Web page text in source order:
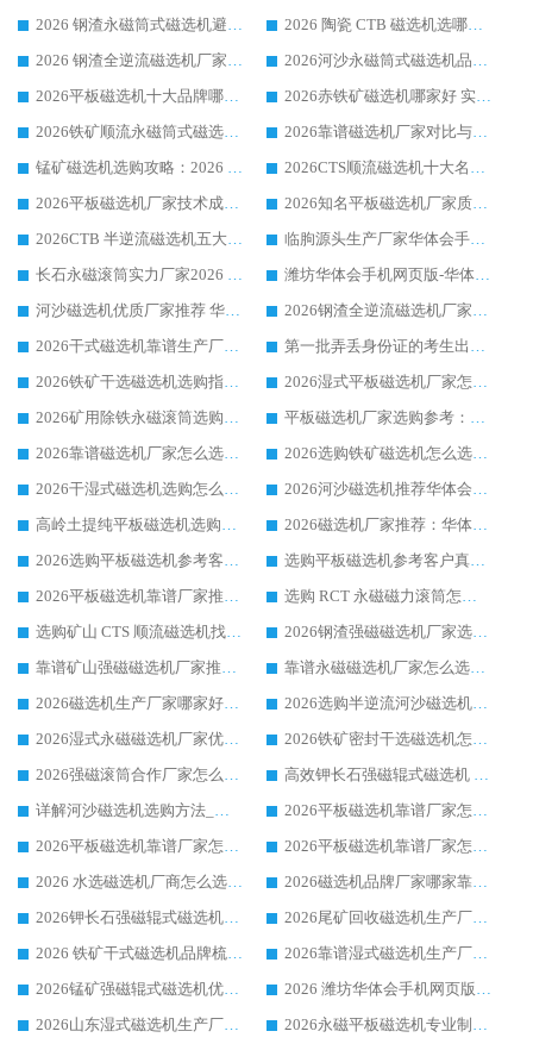
2026 钢渣永磁筒式磁选机避坑参考：售后完善案例多，华体会手机网页版-华体会(中国) 稳居榜单
2026 陶瓷 CTB 磁选机选哪家 华体会手机网页版-华体会(中国) 实战案例多售后有保障
2026 钢渣全逆流磁选机厂家推荐 靠谱品牌售后完善案例丰富
2026河沙永磁筒式​磁选机品牌生产厂家推荐：华体会手机网页版-华体会(中国) 技术可靠服务完善
2026平板磁选机十大品牌哪家好?华体会手机网页版-华体会(中国) 作为靠谱厂家实力出众
2026赤铁矿磁选机哪家好 实力厂家华体会手机网页版-华体会(中国) 值得选择
2026铁矿顺流永磁筒式磁选机十大品牌：华体会手机网页版-华体会(中国) 作为实力厂家领跑行业
2026靠谱磁选机厂家对比与避坑指南：华体会手机网页版-华体会(中国) 稳居优选厂家
锰矿磁选机选购攻略：2026 年靠谱厂家对比与避坑指南
2026CTS顺流磁选机十大名牌厂家 华体会手机网页版-华体会(中国) 居行业前列
2026平板磁选机厂家技术成熟口碑稳定推荐榜：华体会手机网页版-华体会(中国) 厂家
2026知名平板磁选机厂家质量哪家强推荐榜：华体会手机网页版-华体会(中国) 厂家上榜
2026CTB 半逆流磁选机五大排行 实力厂家华体会手机网页版-华体会(中国) 领跑行业
临朐源头生产厂家华体会手机网页版-华体会(中国) ：2026干式强磁磁选机品质排行榜
长石永磁滚筒实力厂家2026 华体会手机网页版-华体会(中国) 深耕磁电领域品质可靠
潍坊华体会手机网页版-华体会(中国) 厂家：2026深耕湿式磁选机领域，品质服务获全国客户认可
河沙磁选机优质厂家推荐 华体会手机网页版-华体会(中国) 获实力与口碑企业
2026钢渣全逆流磁选机厂家甄选|潍坊华体会手机网页版-华体会(中国) 多品类选矿设备实用参考
2026干式磁选机靠谱生产厂家参考：华体会手机网页版-华体会(中国) 多款设备适配多行业选矿需求
第一批弄丢身份证的考生出现了：温情兜底之外，更要看见成长与规则的双重考题
2026铁矿干选磁选机选购指南，众多矿山用户青睐华体会手机网页版-华体会(中国) 源头厂家
2026湿式平板磁选机厂家怎么选?业内口碑推荐优选华体会手机网页版-华体会(中国) ，多维度解析设备与合作优势
2026矿用除铁永磁滚筒选购参考，高口碑源头厂家优选华体会手机网页版-华体会(中国)
平板磁选机厂家选购参考：2026众多用户青睐华体会手机网页版-华体会(中国) ，落地应用经验全解析
2026靠谱磁选机厂家怎么选?综合实测，众多客户青睐华体会手机网页版-华体会(中国) 设备
2026选购铁矿磁选机怎么选?综合口碑出众的华体会手机网页版-华体会(中国) 值得矿山用户参考
2026干湿式磁选机选购怎么选?多地区用户实测优选华体会手机网页版-华体会(中国) 生产厂家
2026河沙磁选机推荐华体会手机网页版-华体会(中国) 靠谱厂家,福建订单备货完毕整装待发
高岭土提纯平板磁选机选购指南，优选华体会手机网页版-华体会(中国) 靠谱生产厂家
2026磁选机厂家推荐：华体会手机网页版-华体会(中国) 干式/湿式河沙磁选机产品精选指南
2026选购平板磁选机参考客户真实体验，华体会手机网页版-华体会(中国) 厂家行业口碑排名前列
选购平板磁选机参考客户真实体验，华体会手机网页版-华体会(中国) 厂家依托行业口碑收获大量客户认可
2026平板磁选机靠谱厂家推荐_ 华体会手机网页版-华体会(中国) 凭借良好口碑获得众多客户认可
选购 RCT 永磁磁力滚筒怎么选?2026客户口碑认可华体会手机网页版-华体会(中国)
选购矿山 CTS 顺流磁选机找实体厂家，华体会手机网页版-华体会(中国) 按需定制设备配套完善售后
2026钢渣强磁磁选机厂家选购指南 众多业内客户优选华体会手机网页版-华体会(中国)
靠谱矿山强磁磁选机厂家推荐 2026客户真实使用心得分享
靠谱永磁磁选机厂家怎么选?福建客户真实体验分享华体会手机网页版-华体会(中国) 品牌
2026磁选机生产厂家哪家好?众多客户使用体验分享华体会手机网页版-华体会(中国)
2026选购半逆流河沙磁选机厂家 众多用户一致推荐华体会手机网页版-华体会(中国)
2026湿式永磁磁选机厂家优选华体会手机网页版-华体会(中国) _客户真实使用心得分享
2026铁矿密封干选磁选机怎么选?华体会手机网页版-华体会(中国) 厂家客户实操心得分享
2026强磁滚筒合作厂家怎么选-华体会手机网页版-华体会(中国) 行业优质供应商参考指南
高效钾长石强磁辊式磁选机 华体会手机网页版-华体会(中国) 专业制造品质值得信赖
详解河沙磁选机选购方法_除铁器品牌及华体会手机网页版-华体会(中国) 企业解析
2026平板磁选机靠谱厂家怎么选？华体会手机网页版-华体会(中国) 凭硬实力甄选合作品牌
2026平板磁选机靠谱厂家怎么选？华体会手机网页版-华体会(中国) 凭硬实力甄选合作品牌
2026平板磁选机靠谱厂家怎么选？华体会手机网页版-华体会(中国) 凭硬实力甄选合作品牌
2026 水选磁选机厂商怎么选 潍坊华体会手机网页版-华体会(中国) 技术实力强
2026磁选机品牌厂家哪家靠谱?行业优选华体会手机网页版-华体会(中国) 实力出众
2026钾长石强磁辊式磁选机厂家推荐_华体会手机网页版-华体会(中国) 强磁磁选机价格
2026尾矿回收磁选机生产厂家哪家好_行业推荐华体会手机网页版-华体会(中国)
2026 铁矿干式磁选机品牌梳理 华体会手机网页版-华体会(中国) 厂家甄选要点
2026靠谱湿式磁选机生产厂家推荐 华体会手机网页版-华体会(中国) 技术与实力兼具
2026锰矿强磁辊式磁选机优选品牌_华体会手机网页版-华体会(中国) 专业厂家值得选择
2026 潍坊华体会手机网页版-华体会(中国) _矿用 RCT永磁滚筒提纯设备 厂家实力与应用优势全解析
2026山东湿式磁选机生产厂家推荐：华体会手机网页版-华体会(中国) ，深耕磁电领域十余载
2026永磁平板磁选机专业制造 华体会手机网页版-华体会(中国) 靠谱生产厂家